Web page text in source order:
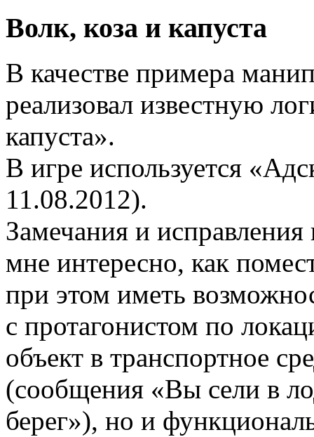
Волк, коза и капуста
В качестве примера
реализовал известную
капуста».
В игре используется
11.08.2012).
Замечания и
мне интересно, как
при этом иметь
с протагонистом по
объект в транспортное
(сообщения «Вы сели в
берег»), но и